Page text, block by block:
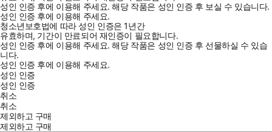
성인 인증 후에 이용해 주세요.해당 작품은 성인 인증 후 보실 수 있습니다.
성인 인증 후에 이용해 주세요.
청소년보호법에 따라 성인 인증은 1년간
유효하며, 기간이 만료되어 재인증이 필요합니다.
성인 인증 후에 이용해 주세요.해당 작품은 성인 인증 후 선물하실 수 있습
니다.
성인 인증 후에 이용해 주세요.
성인 인증
성인 인증
취소
취소
제외하고 구매
제외하고 구매